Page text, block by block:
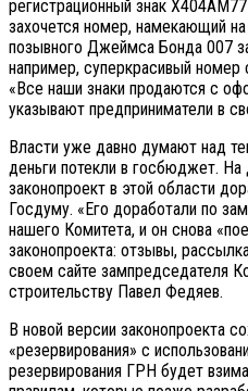
регистрационный знак
захочется номер, намекающий
позывного Джеймса Бонда 007
например, суперкрасивый
«Все наши знаки продаются с
указывают предприниматели в
Власти уже давно думают над
деньги потекли в госбюджет. На
законопроект в этой области
Госдуму. «Его доработали по
нашего Комитета, и он снова
законопроекта: отзывы,
своем сайте зампредседателя
строительству Павел Федяев.
В новой версии законопроекта
«резервирования» с
резервирования ГРН будет